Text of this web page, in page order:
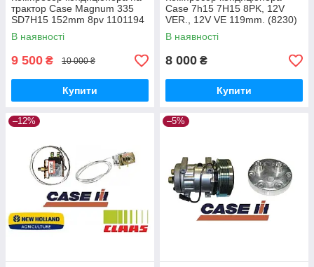
трактор Case Magnum 335
SD7H15 152mm 8pv 1101194
В наявності
9 500 ₴ 10 000 ₴
Купити
Case 7h15 7H15 8PK, 12V
VER., 12V VE 119mm. (8230)
В наявності
8 000 ₴
Купити
–12% –5%